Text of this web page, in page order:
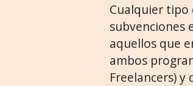
Cualquier tipo
subvenciones
aquellos que
ambos
Freelancers)